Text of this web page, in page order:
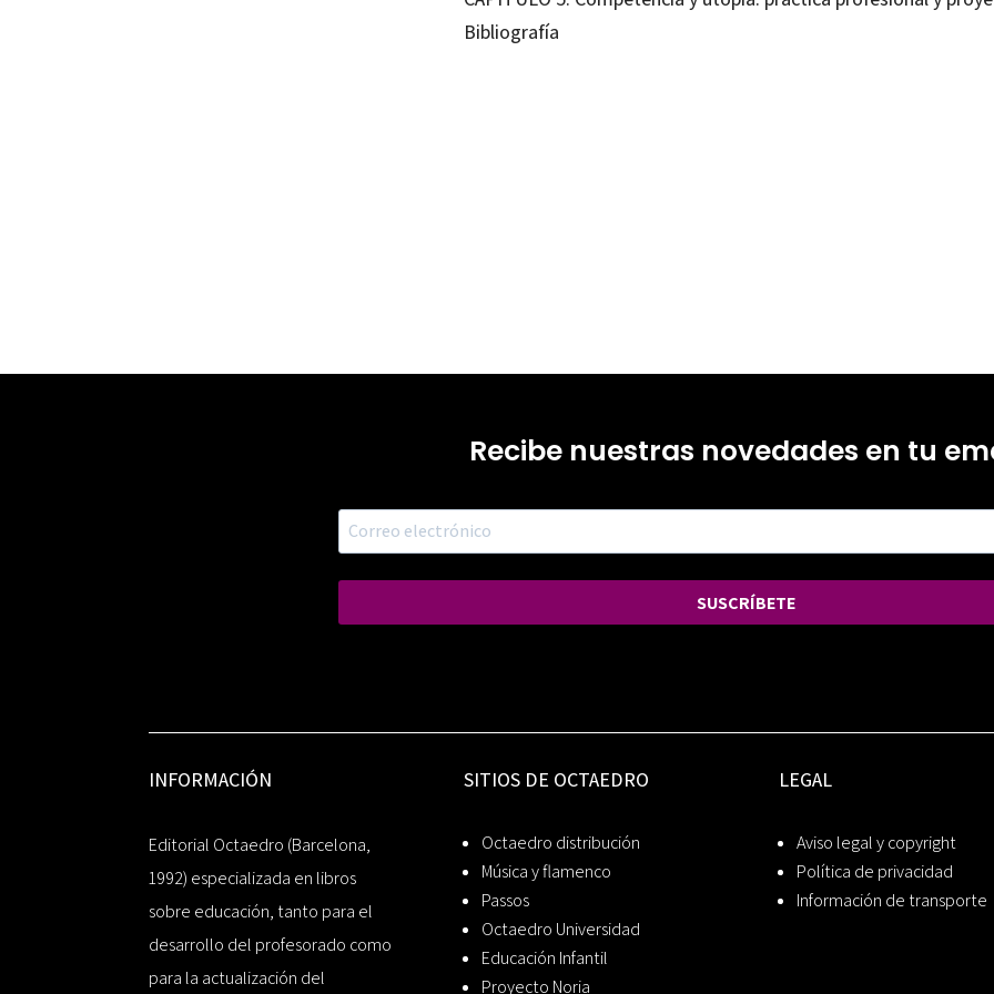
Bibliografía
Recibe nuestras novedades en tu
SUSCRÍBETE
INFORMACIÓN
Editorial Octaedro (Barcelona,
1992) especializada en libros
sobre educación, tanto para el
desarrollo del profesorado como
para la actualización del
SITIOS DE OCTAEDRO
Octaedro distribución
Música y flamenco
Passos
Octaedro Universidad
Educación Infantil
Proyecto Noria
LEGAL
Aviso legal y copyright
Política de privacidad
Información de transporte